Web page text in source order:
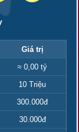
Giá trị
≈ 0,00 tỷ
10 Triệu
300.000đ
30.000đ